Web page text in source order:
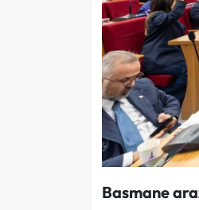
Basmane